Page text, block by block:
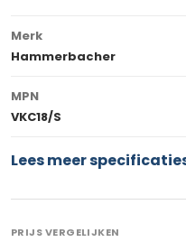
Merk
Hammerbacher
MPN
VKC18/S
Lees meer
PRIJS VERGELIJKEN